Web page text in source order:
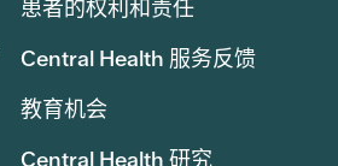
患者的权利和责任
Central Health 服务反馈
教育机会
Central Health 研究